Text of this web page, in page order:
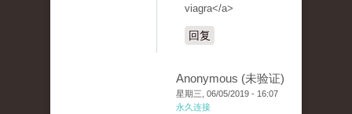
viagra</a>
回复
Anonymous (未验证)
星期三, 06/05/2019 - 16:07
永久连接